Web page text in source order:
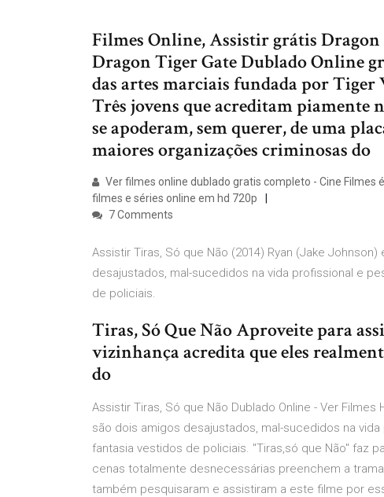
Filmes Online, Assistir grátis
Dragon Tiger Gate Dublado Online
das artes marciais fundada por
Três jovens que acreditam piamente
se apoderam, sem querer, de uma
maiores organizações criminosas do
Ver filmes online dublado gratis completo - Cine
filmes e séries online em hd 720p
7 Comments
Assistir Tiras, Só que Não (2014) Ryan (Jake
desajustados, mal-sucedidos na vida profissional e
de policiais.
Tiras, Só Que Não Aproveite para
vizinhança acredita que eles
do
Assistir Tiras, Só que Não Dublado Online - Ver Filmes
são dois amigos desajustados, mal-sucedidos na
fantasia vestidos de policiais. "Tiras,só que Não" faz
cenas totalmente desnecessárias preenchem a
também pesquisaram e assistiram a este filme por